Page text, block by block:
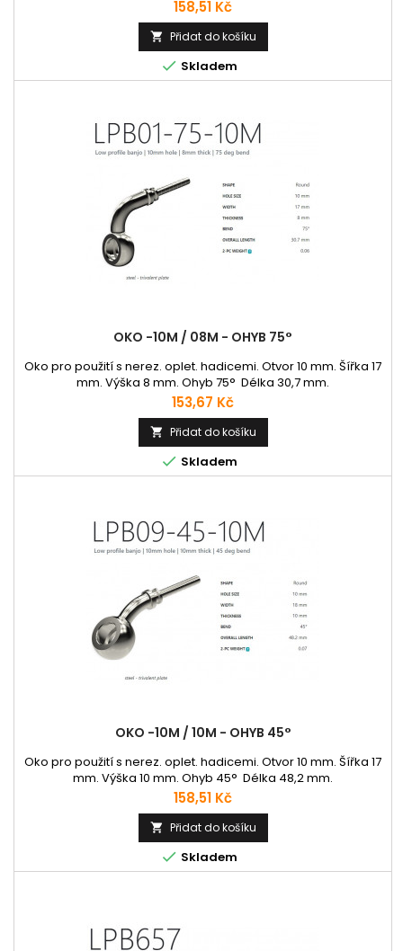
Cena
158,51 Kč
 Přidat do košíku
 Skladem
OKO -10M / 08M - OHYB 75°
Oko pro použití s nerez. oplet. hadicemi. Otvor 10 mm. Šířka 17
mm. Výška 8 mm. Ohyb 75° Délka 30,7 mm.
Cena
153,67 Kč
 Přidat do košíku
 Skladem
OKO -10M / 10M - OHYB 45°
Oko pro použití s nerez. oplet. hadicemi. Otvor 10 mm. Šířka 17
mm. Výška 10 mm. Ohyb 45° Délka 48,2 mm.
Cena
158,51 Kč
 Přidat do košíku
 Skladem